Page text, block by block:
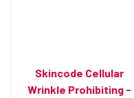
Skincode Cellular
Wrinkle Prohibiting -